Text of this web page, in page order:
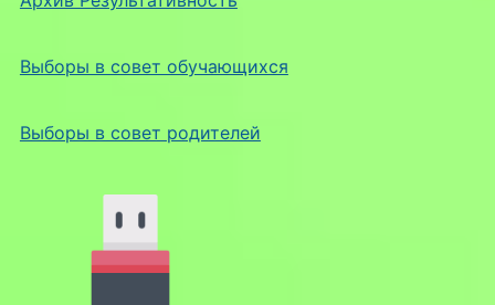
Выборы в совет обучающихся
Выборы в совет родителей